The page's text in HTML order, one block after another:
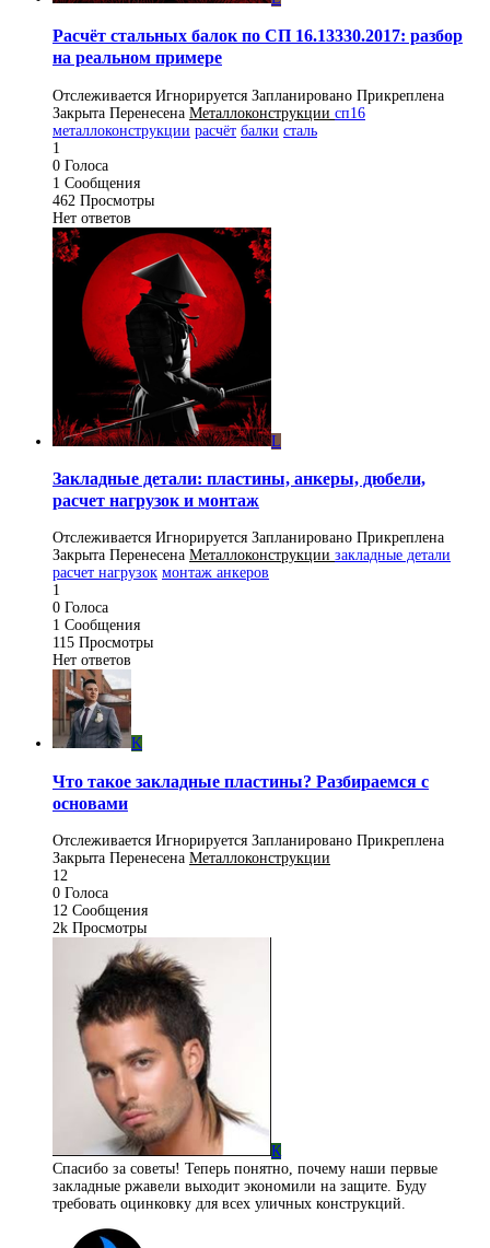
Расчёт стальных балок по СП 16.13330.2017: разбор
на реальном примере
Отслеживается Игнорируется Запланировано Прикреплена
Закрыта Перенесена Металлоконструкции сп16
металлоконструкции расчёт балки сталь
1
0 Голоса
1 Сообщения
462 Просмотры
Нет ответов
L
Закладные детали: пластины, анкеры, дюбели,
расчет нагрузок и монтаж
Отслеживается Игнорируется Запланировано Прикреплена
Закрыта Перенесена Металлоконструкции закладные детали
расчет нагрузок монтаж анкеров
1
0 Голоса
1 Сообщения
115 Просмотры
Нет ответов
K
Что такое закладные пластины? Разбираемся с
основами
Отслеживается Игнорируется Запланировано Прикреплена
Закрыта Перенесена Металлоконструкции
12
0 Голоса
12 Сообщения
2k Просмотры
К
Спасибо за советы! Теперь понятно, почему наши первые
закладные ржавели выходит экономили на защите. Буду
требовать оцинковку для всех уличных конструкций.